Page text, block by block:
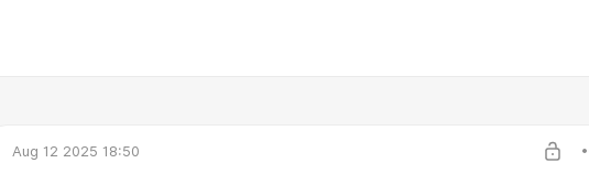
Aug 12 2025 18:50